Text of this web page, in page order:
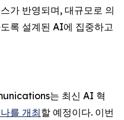
가 반영되며, 대규모로 의
록 설계된 AI에 집중하고
는 최신 AI 혁
를 개최할 예정이다. 이번